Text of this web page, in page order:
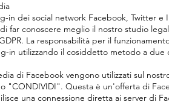
in dei social network Facebook, Twitter
far conoscere meglio il nostro studio
La responsabilità per il
in utilizzando il cosiddetto metodo a
di Facebook vengono utilizzati sul
"CONDIVIDI". Questa è un'offerta di
una connessione diretta ai server di